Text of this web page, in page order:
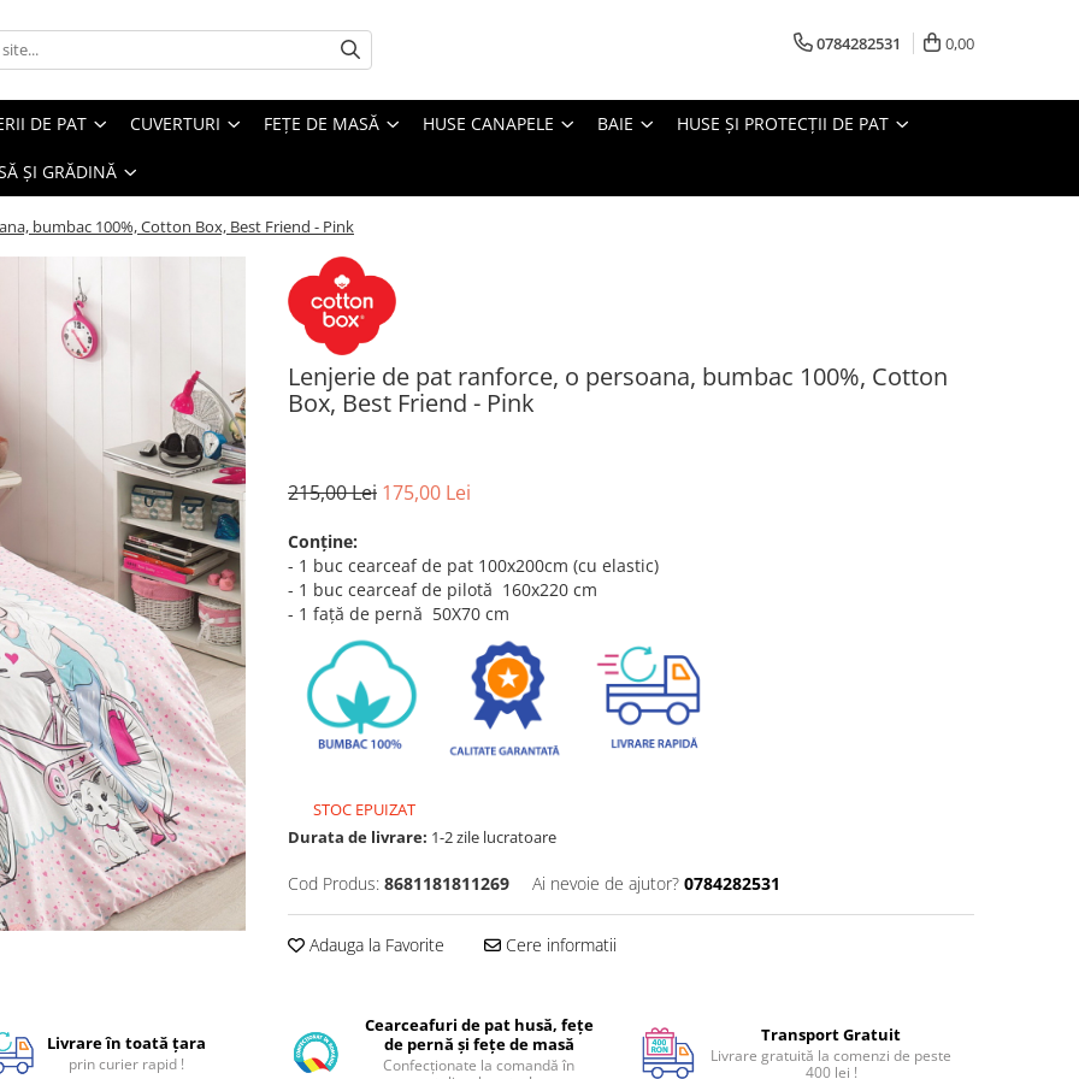
0784282531 0,00
DE PAT CUVERTURI FEȚE DE MASĂ HUSE CANAPELE BAIE HUSE ȘI PROTECȚII DE PAT
ȘI GRĂDINĂ
bumbac 100%, Cotton Box, Best Friend - Pink
Lenjerie de pat ranforce, o persoana, bumbac 100%, Cotton
Box, Best Friend - Pink
215,00 Lei 175,00 Lei
Conține:
- 1 buc cearceaf de pat 100x200cm (cu elastic)
- 1 buc cearceaf de pilotă 160x220 cm
- 1 față de pernă 50X70 cm
STOC EPUIZAT
Durata de livrare: 1-2 zile lucratoare
Cod Produs: 8681181811269 Ai nevoie de ajutor? 0784282531
Adauga la Favorite Cere informatii
Livrare în toată țara
prin curier rapid !
Cearceafuri de pat husă, fețe
de pernă și fețe de masă
Confecționate la comandă în
Transport Gratuit
Livrare gratuită la comenzi de peste
400 lei !